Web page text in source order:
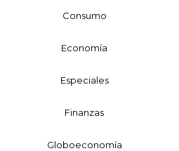
Consumo
Economía
Especiales
Finanzas
Globoeconomía